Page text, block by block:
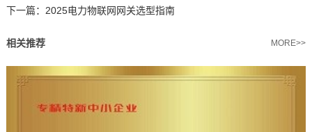
下一篇： 2025电力物联网网关选型指南
相关推荐 MORE>>